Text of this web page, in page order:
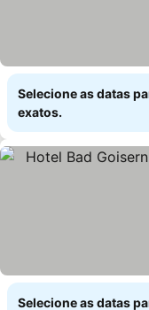
Selecione as datas
exatos.
Selecione as datas